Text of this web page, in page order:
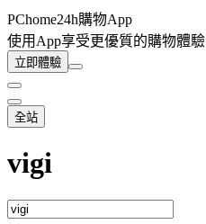
PChome24h購物App
使用App享受更優質的購物體驗
立即體驗
全站
vigi